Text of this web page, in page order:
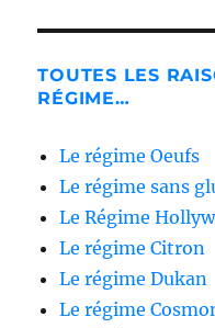
TOUTES LES
RÉGIME…
Le régime Oeufs
Le régime sans
Le Régime
Le régime Citron
Le régime Dukan
Le régime